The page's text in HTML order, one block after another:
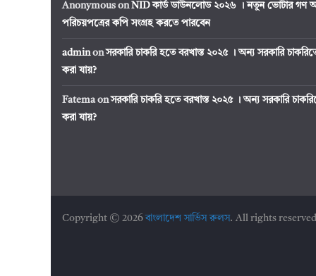
Anonymous onNID কার্ড ডাউনলোড ২০২৬ । নতুন ভোটার গণ
পরিচয়পত্রের কপি সংগ্রহ করতে পারবেন
adminonসরকারি চাকরি হতে বরখাস্ত ২০২৫ । অন্য সরকারি
করা যায়?
Fatemaonসরকারি চাকরি হতে বরখাস্ত ২০২৫ । অন্য সরকারি
করা যায়?
Copyright © 2026বাংলাদেশ সার্ভিস রুলস. All rights